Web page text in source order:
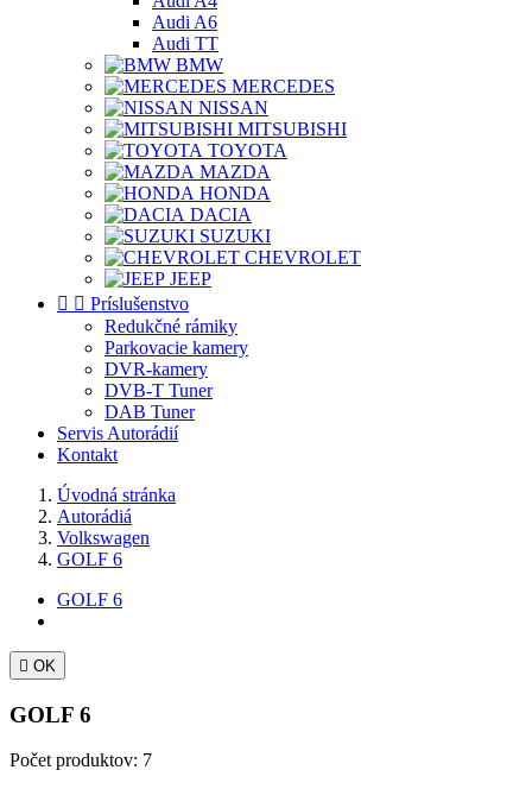
Audi A6
Audi TT
BMW
MERCEDES
NISSAN
MITSUBISHI
TOYOTA
MAZDA
HONDA
DACIA
SUZUKI
CHEVROLET
JEEP
  Príslušenstvo
Redukčné rámiky
Parkovacie kamery
DVR-kamery
DVB-T Tuner
DAB Tuner
Servis Autorádií
Kontakt
Úvodná stránka
Autorádiá
Volkswagen
GOLF 6
GOLF 6
 OK
GOLF 6
Počet produktov: 7